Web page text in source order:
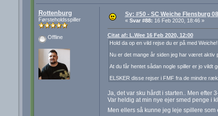
Rottenburg
Førsteholdsspiller
Offline
Sv: #50 - SC Weiche Flensburg
« Svar #88: 16 Feb 2020, 18:46 »
Citat af: L.Wee 16 Feb 2020, 12:00
Hold da op en vild rejse du er på med Weiche!
Nu er det mange år siden jeg har været aktiv
At du får hentet sådan nogle spiller er jo vildt
ELSKER disse rejser i FMF fra de mindre
Ja, det var sku hårdt i starten.. Men efter
Var heldig at min nye ejer smed penge i
Men ellers så kunne jeg leje spillere